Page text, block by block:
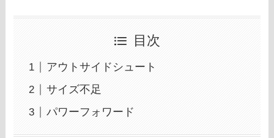
目次
アウトサイドシュート
サイズ不足
パワーフォワード